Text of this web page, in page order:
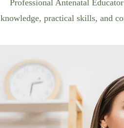
Professional Antenatal
knowledge, practical skills, and